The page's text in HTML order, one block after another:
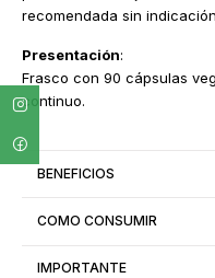
recomendada sin
Presentación:
Frasco con 90 cápsulas
continuo.
BENEFICIOS
COMO CONSUMIR
IMPORTANTE